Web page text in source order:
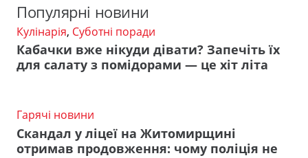
Популярні новини
Кулінарія, Суботні поради
Кабачки вже нікуди дівати? Запечіть їх
для салату з помідорами — це хіт літа
Гарячі новини
Скандал у ліцеї на Житомирщині
отримав продовження: чому поліція не